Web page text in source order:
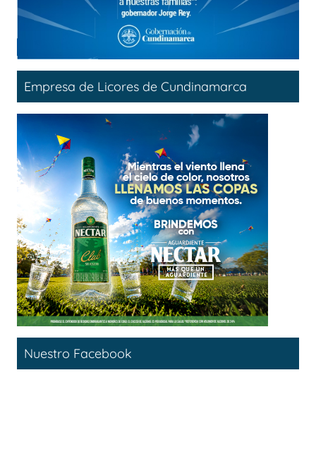
Empresa de Licores de Cundinamarca
Nuestro Facebook